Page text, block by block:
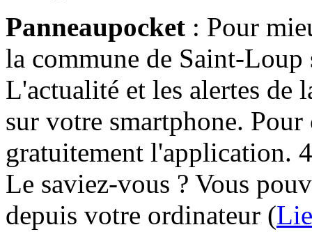
Panneaupocket : Pour
la commune de Saint-Loup
L'actualité et les alertes de
sur votre smartphone.
gratuitement l'application.
Le saviez-vous ? Vous
depuis votre ordinateur (